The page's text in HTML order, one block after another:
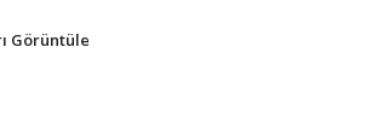
Görüntüle